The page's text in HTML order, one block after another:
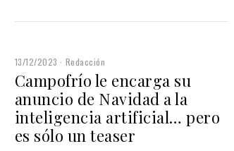
13/12/2023 Redacción
Campofrío le encarga su
anuncio de Navidad a la
inteligencia artificial… pero
es sólo un teaser